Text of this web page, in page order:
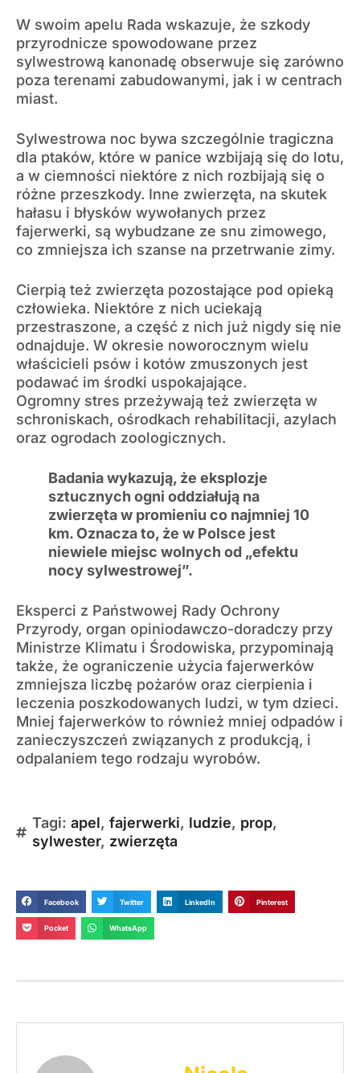
W swoim apelu Rada wskazuje, że szkody
przyrodnicze spowodowane przez
sylwestrową kanonadę obserwuje się zarówno
poza terenami zabudowanymi, jak i w centrach
miast.
Sylwestrowa noc bywa szczególnie tragiczna
dla ptaków, które w panice wzbijają się do lotu,
a w ciemności niektóre z nich rozbijają się o
różne przeszkody. Inne zwierzęta, na skutek
hałasu i błysków wywołanych przez
fajerwerki, są wybudzane ze snu zimowego,
co zmniejsza ich szanse na przetrwanie zimy.
Cierpią też zwierzęta pozostające pod opieką
człowieka. Niektóre z nich uciekają
przestraszone, a część z nich już nigdy się nie
odnajduje. W okresie noworocznym wielu
właścicieli psów i kotów zmuszonych jest
podawać im środki uspokajające.
Ogromny stres przeżywają też zwierzęta w
schroniskach, ośrodkach rehabilitacji, azylach
oraz ogrodach zoologicznych.
Badania wykazują, że eksplozje
sztucznych ogni oddziałują na
zwierzęta w promieniu co najmniej 10
km. Oznacza to, że w Polsce jest
niewiele miejsc wolnych od „efektu
nocy sylwestrowej”.
Eksperci z Państwowej Rady Ochrony
Przyrody, organ opiniodawczo-doradczy przy
Ministrze Klimatu i Środowiska, przypominają
także, że ograniczenie użycia fajerwerków
zmniejsza liczbę pożarów oraz cierpienia i
leczenia poszkodowanych ludzi, w tym dzieci.
Mniej fajerwerków to również mniej odpadów i
zanieczyszczeń związanych z produkcją, i
odpalaniem tego rodzaju wyrobów.
Tagi: apel, fajerwerki, ludzie, prop,
sylwester, zwierzęta
Facebook Twitter LinkedIn Pinterest
Pocket WhatsApp